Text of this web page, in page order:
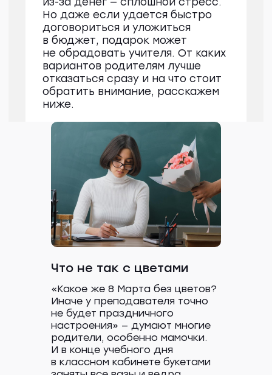
Что не так с цветами
«Какое же 8 Марта без цветов?
Иначе у преподавателя точно
не будет праздничного
настроения» — думают многие
родители, особенно мамочки.
И в конце учебного дня
в классном кабинете букетами